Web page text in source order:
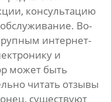
консультацию
Во-
интернет-
и
может быть
читать отзывы
существуют